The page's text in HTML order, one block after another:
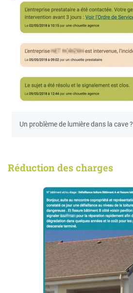
Un problème de lumière dans la cave ?
Réduction des charges